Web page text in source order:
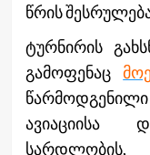
წრის
ტურნირის
გამოფენაც
ავიაციისა
სარდლობის,